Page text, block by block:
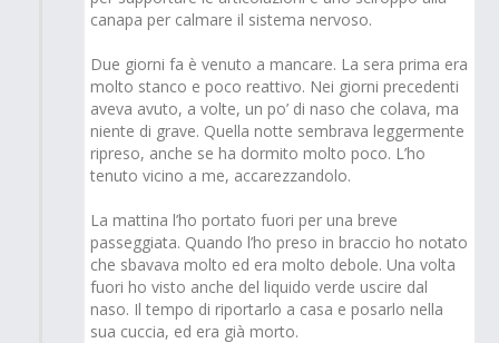
canapa per calmare il sistema nervoso.
Due giorni fa è venuto a mancare. La sera prima era
molto stanco e poco reattivo. Nei giorni precedenti
aveva avuto, a volte, un po’ di naso che colava, ma
niente di grave. Quella notte sembrava leggermente
ripreso, anche se ha dormito molto poco. L’ho
tenuto vicino a me, accarezzandolo.
La mattina l’ho portato fuori per una breve
passeggiata. Quando l’ho preso in braccio ho notato
che sbavava molto ed era molto debole. Una volta
fuori ho visto anche del liquido verde uscire dal
naso. Il tempo di riportarlo a casa e posarlo nella
sua cuccia, ed era già morto.